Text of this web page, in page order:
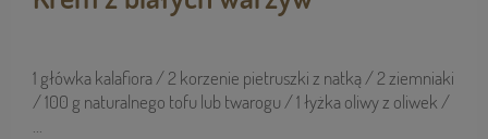
1 główka kalafiora / 2 korzenie pietruszki z natką / 2 ziemniaki
/ 100 g naturalnego tofu lub twarogu / 1 łyżka oliwy z oliwek /
...